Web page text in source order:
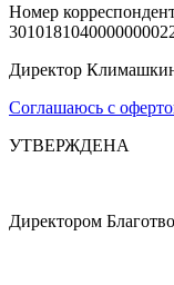
Номер
Директор
Соглашаюсь с
УТВЕРЖДЕНА
Директором